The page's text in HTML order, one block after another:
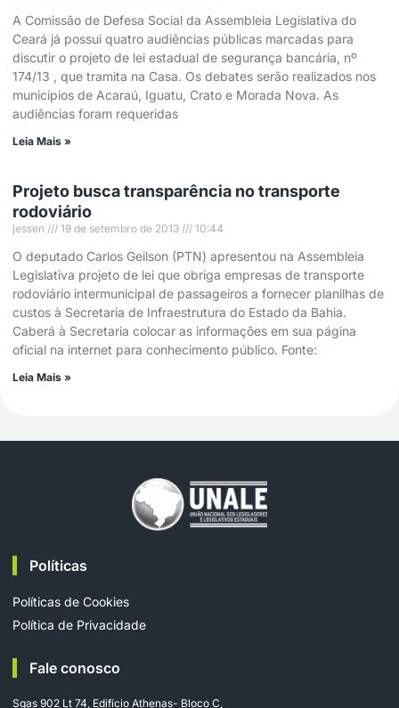
A Comissão de Defesa Social da Assembleia Legislativa do
Ceará já possui quatro audiências públicas marcadas para
discutir o projeto de lei estadual de segurança bancária, nº
174/13 , que tramita na Casa. Os debates serão realizados nos
municípios de Acaraú, Iguatu, Crato e Morada Nova. As
audiências foram requeridas
Leia Mais »
Projeto busca transparência no transporte
rodoviário
jessen 19 de setembro de 2013 10:44
O deputado Carlos Geilson (PTN) apresentou na Assembleia
Legislativa projeto de lei que obriga empresas de transporte
rodoviário intermunicipal de passageiros a fornecer planilhas de
custos à Secretaria de Infraestrutura do Estado da Bahia.
Caberá à Secretaria colocar as informações em sua página
oficial na internet para conhecimento público. Fonte:
Leia Mais »
Políticas
Políticas de Cookies
Política de Privacidade
Fale conosco
Sgas 902 Lt 74, Edifício Athenas- Bloco C,